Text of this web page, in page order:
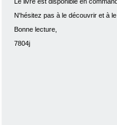
Le livre est disponible en
N'hésitez pas à le découvrir et à
Bonne lecture,
7804j